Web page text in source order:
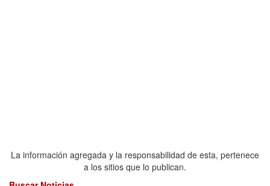
La información agregada y la responsabilidad de esta, pertenece
a los sitios que lo publican.